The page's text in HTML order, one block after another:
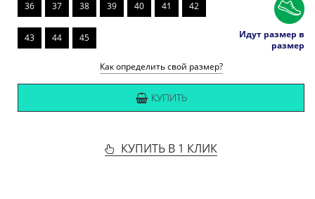
36 37 38 39 40 41 42
43 44 45
Идут размер в
размер
Как определить свой размер?
КУПИТЬ
КУПИТЬ В 1 КЛИК